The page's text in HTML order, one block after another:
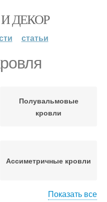
ДЕКОР
статьи
Полувальмовые
кровли
Ассиметричные кровли
Показать все